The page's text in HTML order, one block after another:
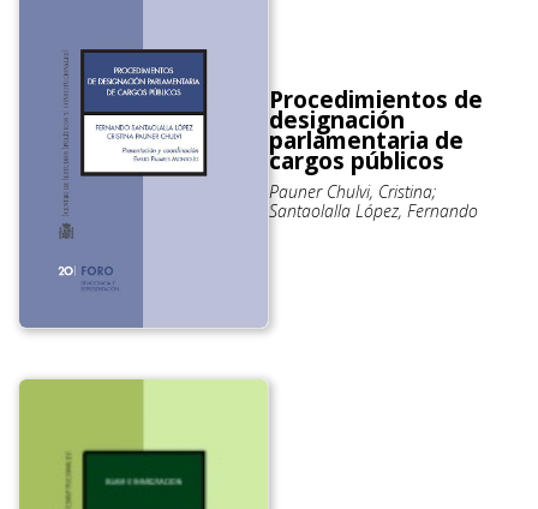
Procedimientos de
designación
parlamentaria de
cargos públicos
Pauner Chulvi, Cristina;
Santaolalla López, Fernando